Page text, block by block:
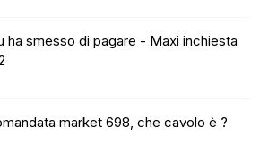
ha smesso di pagare - Maxi inchiesta
market 698, che cavolo è ?